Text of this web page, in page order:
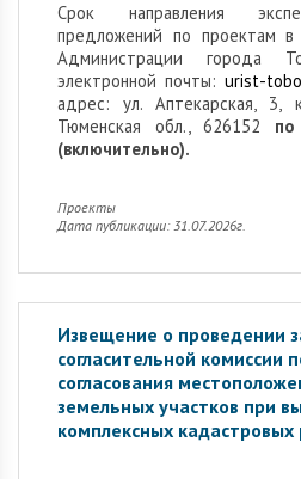
Cрок направления
предложений по проектам в
Администрации города
электронной почты: urist-
адрес: ул. Аптекарская, 3,
Тюменская обл., 626152 по
(включительно).
Проекты
Дата публикации: 31.07.2026г.
Извещение о проведении
согласительной комиссии
согласования
земельных участков при
комплексных кадастровых